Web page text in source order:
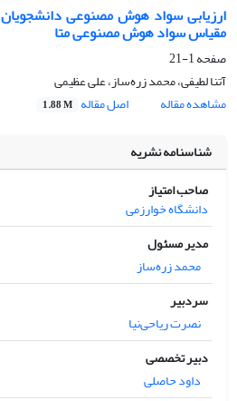
ارزیابی سواد هوش مصنوعی
مقیاس سواد هوش مصنوعی متا
صفحه1-21
آتنا لطیفی، محمد زره‌ساز، علی عظیمی
مشاهده مقاله
اصل مقاله 1.88 M
شناسنامه نشریه
صاحب امتیاز
دانشگاه خوارزمی
مدیر مسئول
محمد زره‌ساز
سردبیر
نصرت ریاحی‌نیا
دبیر تخصصی
داود حاصلی